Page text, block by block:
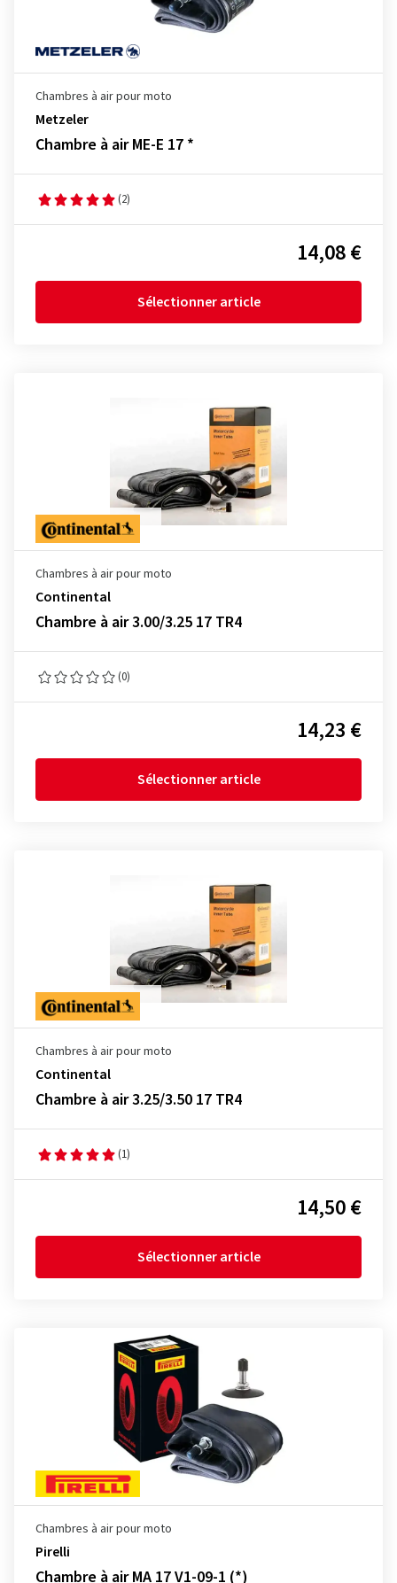
Chambres à air pour moto
Metzeler
Chambre à air ME-E 17 *
(2)
14,08 €
Sélectionner article
Chambres à air pour moto
Continental
Chambre à air 3.00/3.25 17 TR4
(0)
14,23 €
Sélectionner article
Chambres à air pour moto
Continental
Chambre à air 3.25/3.50 17 TR4
(1)
14,50 €
Sélectionner article
Chambres à air pour moto
Pirelli
Chambre à air MA 17 V1-09-1 (*)